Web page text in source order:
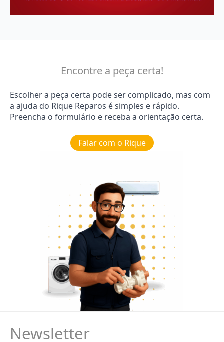
Encontre a peça certa!
Escolher a peça certa pode ser complicado, mas com
a ajuda do Rique Reparos é simples e rápido.
Preencha o formulário e receba a orientação certa.
Falar com o Rique
Newsletter